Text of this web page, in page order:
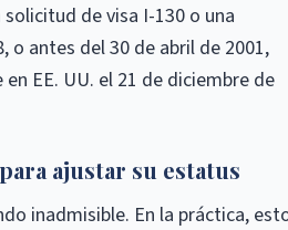
de visa I-130 o una
o antes del 30 de abril de 2001,
EE. UU. el 21 de diciembre de
ajustar su estatus
inadmisible. En la práctica,